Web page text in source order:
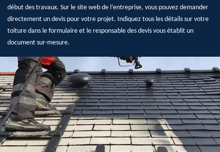
début des travaux. Sur le site web de l’entreprise, vous pouvez demander
directement un devis pour votre projet. Indiquez tous les détails sur votre
toiture dans le formulaire et le responsable des devis vous établit un
document sur-mesure.